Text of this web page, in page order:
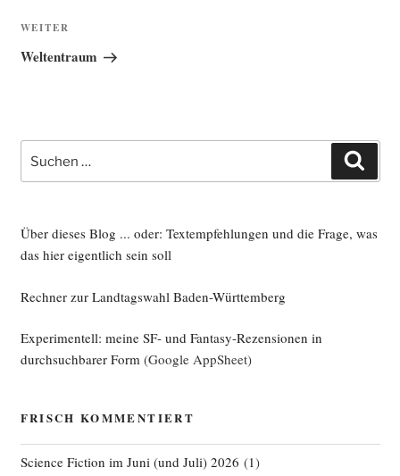
Nächster
Beitrag
WEITER
Weltentraum
nach:
Über dieses Blog ... oder: Textempfehlungen und die Frage, was
das hier eigentlich sein soll
Rechner zur Landtagswahl Baden-Württemberg
Experimentell: meine SF- und Fantasy-Rezensionen in
durchsuchbarer Form(Google AppSheet)
FRISCH KOMMENTIERT
Science Fiction im Juni (und Juli) 2026 (1)